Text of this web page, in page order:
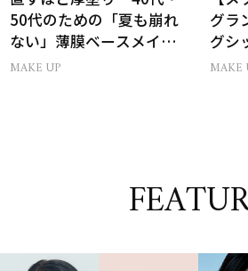
50代のための「夏も崩れ
ない」薄膜ベースメイク
術
MAKE UP
グラ
グシ
ドの
MAKE